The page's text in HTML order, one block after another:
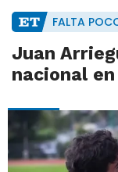
FALTA
Juan
nacional